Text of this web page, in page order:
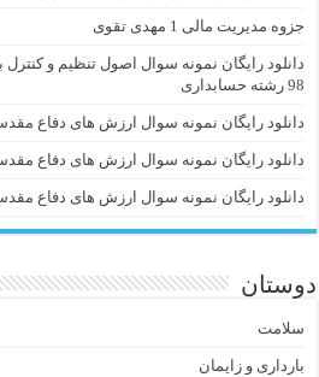
جزوه مدیریت مالی 1 مهدی تقوی
98 رشته حسابداری
دانلود رایگان نمونه سوال ارزش های دفاع مقدس
دانلود رایگان نمونه سوال ارزش های دفاع مقدس
دانلود رایگان نمونه سوال ارزش های دفاع مقدس
دوستان
سلامت
بارداری و زایمان